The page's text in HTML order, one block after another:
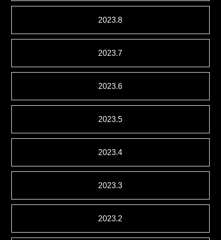
2023.8
2023.7
2023.6
2023.5
2023.4
2023.3
2023.2